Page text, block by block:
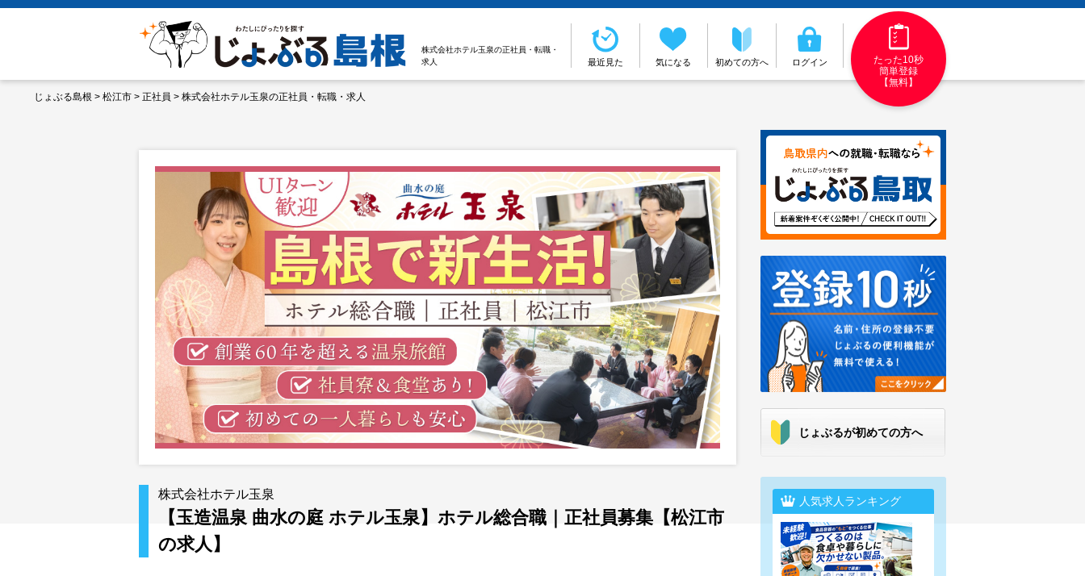
株式会社ホテル玉泉の正社員・転職・
求人
最近見た 気になる 初めての方へ ログイン
たった10秒
簡単登録
【無料】
じょぶる島根 > 松江市 > 正社員 > 株式会社ホテル玉泉の正社員・転職・求人
株式会社ホテル玉泉
【玉造温泉 曲水の庭 ホテル玉泉】ホテル総合職｜正社員募集【松江市
の求人】
じょぶるが初めての方へ
人気求人ランキング